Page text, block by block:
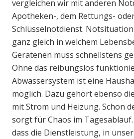
vergleichen wir mit anderen
Apotheken-, dem Rettungs-
Schlüsselnotdienst.
ganz gleich in welchem
Geratenen muss schnellstens
Ohne das reibungslos
Abwassersystem ist eine
möglich. Dazu gehört ebenso
mit Strom und Heizung. Schon
sorgt für Chaos im
dass die Dienstleistung, in